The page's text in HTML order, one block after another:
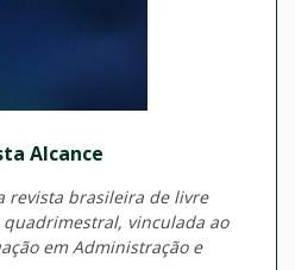
Alcance
revista brasileira de livre
quadrimestral, vinculada ao
em Administração e